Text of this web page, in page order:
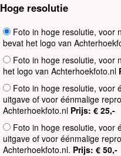
Hoge resolutie
Foto in hoge resolutie, voor
bevat het logo van
Foto in hoge resolutie, voor
het logo van Achterhoekfoto.nl
Foto in hoge resolutie, voor
uitgave of voor éénmalige
Achterhoekfoto.nl Prijs: € 25,-
Foto in hoge resolutie, voor
uitgave of voor éénmalige
Achterhoekfoto.nl. Prijs: € 50,-